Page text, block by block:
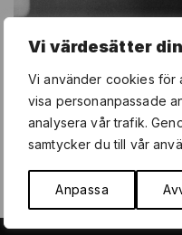
Vi värdesätter
Vi använder cookies för
visa personanpassade
analysera vår trafik.
samtycker du till vår
Anpassa